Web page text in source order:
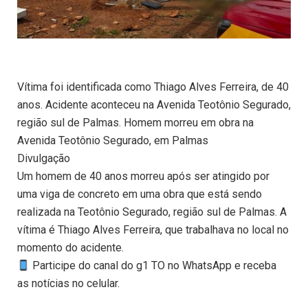
Vítima foi identificada como Thiago Alves Ferreira, de 40
anos. Acidente aconteceu na Avenida Teotônio Segurado,
região sul de Palmas. Homem morreu em obra na
Avenida Teotônio Segurado, em Palmas
Divulgação
Um homem de 40 anos morreu após ser atingido por
uma viga de concreto em uma obra que está sendo
realizada na Teotônio Segurado, região sul de Palmas. A
vítima é Thiago Alves Ferreira, que trabalhava no local no
momento do acidente.
Participe do canal do g1 TO no WhatsApp e receba
as notícias no celular.